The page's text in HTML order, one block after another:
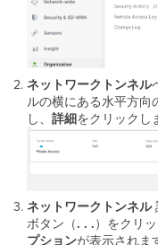
ネットワークトンネル
ルの横にある水平方向
し、 詳細をクリックし
ネットワークトンネル
ボタン（. . .）をクリッ
プションが表示されま